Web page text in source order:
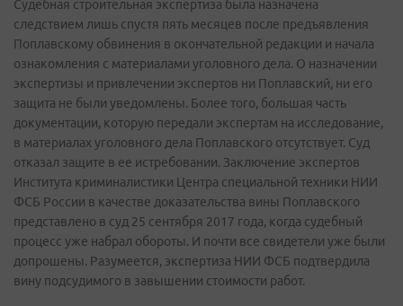
Судебная строительная экспертиза была назначена
следствием лишь спустя пять месяцев после предъявления
Поплавскому обвинения в окончательной редакции и начала
ознакомления с материалами уголовного дела. О назначении
экспертизы и привлечении экспертов ни Поплавский, ни его
защита не были уведомлены. Более того, большая часть
документации, которую передали экспертам на исследование,
в материалах уголовного дела Поплавского отсутствует. Суд
отказал защите в ее истребовании. Заключение экспертов
Института криминалистики Центра специальной техники НИИ
ФСБ России в качестве доказательства вины Поплавского
представлено в суд 25 сентября 2017 года, когда судебный
процесс уже набрал обороты. И почти все свидетели уже были
допрошены. Разумеется, экспертиза НИИ ФСБ подтвердила
вину подсудимого в завышении стоимости работ.